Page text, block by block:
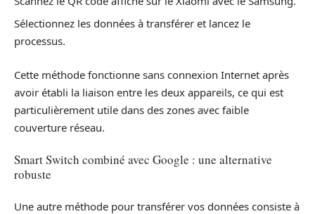
Sélectionnez les données à transférer et lancez le
processus.
Cette méthode fonctionne sans connexion Internet après
avoir établi la liaison entre les deux appareils, ce qui est
particulièrement utile dans des zones avec faible
couverture réseau.
Smart Switch combiné avec Google : une alternative
robuste
Une autre méthode pour transférer vos données consiste à